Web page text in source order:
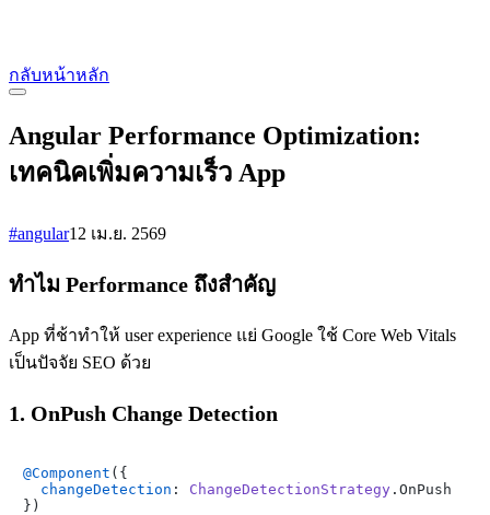
กลับหน้าหลัก
Angular Performance Optimization:
เทคนิคเพิ่มความเร็ว App
#angular12 เม.ย. 2569
ทำไม Performance ถึงสำคัญ
App ที่ช้าทำให้ user experience แย่ Google ใช้ Core Web Vitals
เป็นปัจจัย SEO ด้วย
1. OnPush Change Detection
@Component ({
changeDetection : ChangeDetectionStrategy . OnPush